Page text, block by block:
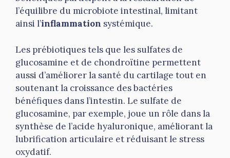
l’équilibre du microbiote intestinal, limitant
ainsi l’inflammation systémique.
Les prébiotiques tels que les sulfates de
glucosamine et de chondroïtine permettent
aussi d’améliorer la santé du cartilage tout en
soutenant la croissance des bactéries
bénéfiques dans l’intestin. Le sulfate de
glucosamine, par exemple, joue un rôle dans la
synthèse de l’acide hyaluronique, améliorant la
lubrification articulaire et réduisant le stress
oxydatif.